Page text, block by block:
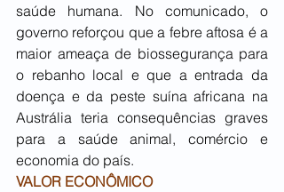
saúde humana. No comunicado, o
governo reforçou que a febre aftosa é a
maior ameaça de biossegurança para
o rebanho local e que a entrada da
doença e da peste suína africana na
Austrália teria consequências graves
para a saúde animal, comércio e
economia do país.
VALOR ECONÔMICO